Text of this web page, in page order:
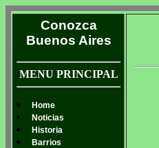
Conozca
Buenos Aires
MENU PRINCIPAL
Home
Noticias
Historia
Barrios